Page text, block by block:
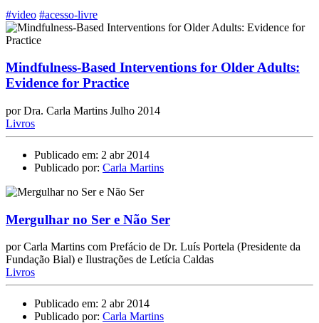
#video #acesso-livre
Mindfulness-Based Interventions for Older Adults:
Evidence for Practice
por Dra. Carla Martins Julho 2014
Livros
Publicado em: 2 abr 2014
Publicado por: Carla Martins
Mergulhar no Ser e Não Ser
por Carla Martins com Prefácio de Dr. Luís Portela (Presidente da
Fundação Bial) e Ilustrações de Letícia Caldas
Livros
Publicado em: 2 abr 2014
Publicado por: Carla Martins